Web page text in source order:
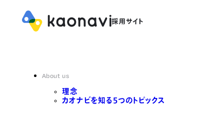
About us
理念
カオナビを知る5つのトピックス